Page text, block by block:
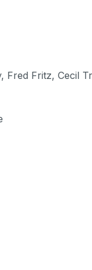
Fred Fritz, Cecil